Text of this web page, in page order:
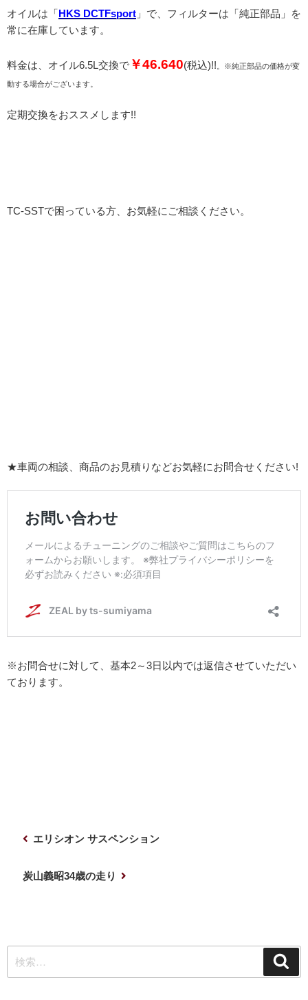
オイルは「HKS DCTFsport 」で、フィルターは「純正部品」を
常に在庫しています。
料金は、オイル6.5L交換で ￥46.640(税込)!! 。※純正部品の価格が変
動する場合がございます。
定期交換をおススメします!!
TC-SSTで困っている方、お気軽にご相談ください。
★車両の相談、商品のお見積りなどお気軽にお問合せください!
※お問合せに対して、基本2～3日以内では返信させていただい
ております。
シ
ョ
エリシオン サスペンション
炭山義昭34歳の走り
索: